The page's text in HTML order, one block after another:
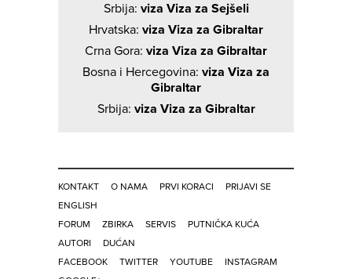
Srbija: viza Viza za Sejšeli
Hrvatska: viza Viza za Gibraltar
Crna Gora: viza Viza za Gibraltar
Bosna i Hercegovina: viza Viza za
Gibraltar
Srbija: viza Viza za Gibraltar
KONTAKT O NAMA PRVI KORACI
PRIJAVI SE
ENGLISH
FORUM
ZBIRKA SERVIS
PUTNIČKA KUĆA
AUTORI
DUĆAN
FACEBOOK
TWITTER YOUTUBE
INSTAGRAM